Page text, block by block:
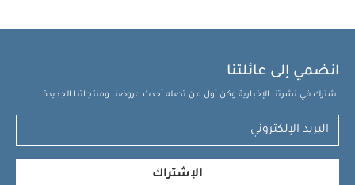
انضمي إلى عائلتنا
اشترك في نشرتنا الإخبارية وكن أول من تصله أحدث عروضنا ومنتجاتنا الجديدة.
الإشتراك